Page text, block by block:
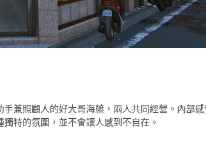
兼照顧人的好大哥海藤，兩人共同經營。內部
特的氛圍，並不會讓人感到不自在。